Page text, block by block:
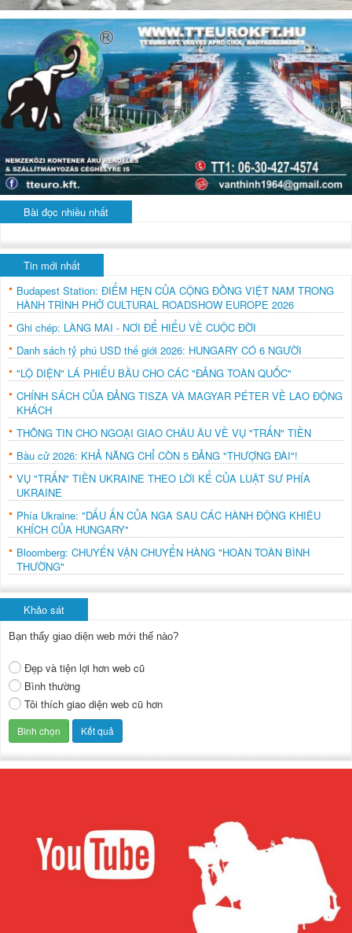
Bài đọc nhiều nhất
Tin mới nhất
Budapest Station: ĐIỂM HẸN CỦA CỘNG ĐỒNG VIỆT NAM TRONG
HÀNH TRÌNH PHỞ CULTURAL ROADSHOW EUROPE 2026
Ghi chép: LÀNG MAI - NƠI ĐỂ HIỂU VỀ CUỘC ĐỜI
Danh sách tỷ phú USD thế giới 2026: HUNGARY CÓ 6 NGƯỜI
"LỘ DIỆN" LÁ PHIẾU BẦU CHO CÁC "ĐẢNG TOÀN QUỐC"
CHÍNH SÁCH CỦA ĐẢNG TISZA VÀ MAGYAR PÉTER VỀ LAO ĐỘNG
KHÁCH
THÔNG TIN CHO NGOẠI GIAO CHÂU ÂU VỀ VỤ "TRẤN" TIỀN
Bầu cử 2026: KHẢ NĂNG CHỈ CÒN 5 ĐẢNG "THƯỢNG ĐÀI"!
VỤ "TRẤN" TIỀN UKRAINE THEO LỜI KỂ CỦA LUẬT SƯ PHÍA
UKRAINE
Phía Ukraine: "DẤU ẤN CỦA NGA SAU CÁC HÀNH ĐỘNG KHIÊU
KHÍCH CỦA HUNGARY"
Bloomberg: CHUYẾN VẬN CHUYỂN HÀNG "HOÀN TOÀN BÌNH
THƯỜNG"
Khảo sát
Bạn thấy giao diện web mới thế nào?
Đẹp và tiện lợi hơn web cũ
Bình thường
Tôi thích giao diện web cũ hơn